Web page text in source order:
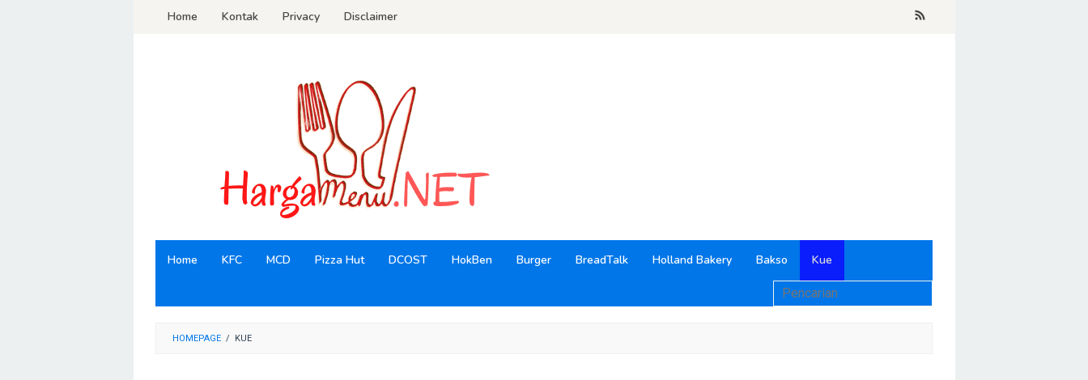
LoncatHome Kontak Privacy Disclaimer
Home KFC MCD Pizza Hut DCOST HokBen Burger BreadTalk Holland Bakery Bakso Kue
HOMEPAGE / KUE